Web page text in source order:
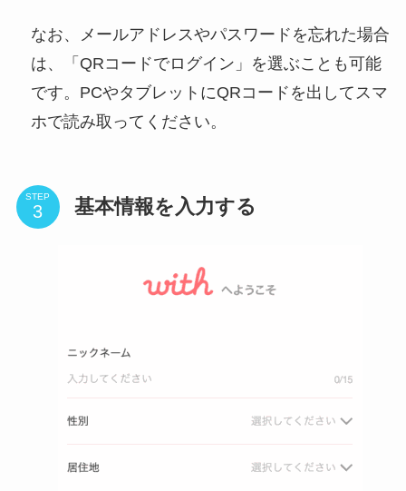
なお、メールアドレスやパスワードを忘れた場合
は、「QRコードでログイン」を選ぶことも可能
です。PCやタブレットにQRコードを出してスマ
ホで読み取ってください。
STEP 基本情報を入力する